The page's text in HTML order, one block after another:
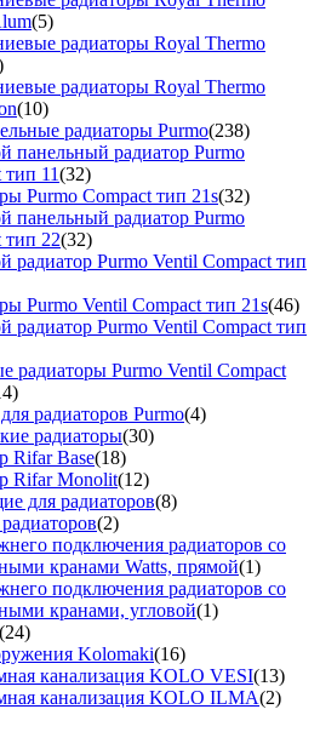
(5)
радиаторы Royal Thermo
радиаторы Royal Thermo
(10)
радиаторы Purmo(238)
панельный радиатор Purmo
тип 11(32)
Purmo Compact тип 21s(32)
панельный радиатор Purmo
тип 22(32)
радиатор Purmo Ventil Compact тип
Purmo Ventil Compact тип 21s(46)
радиатор Purmo Ventil Compact тип
радиаторы Purmo Ventil Compact
радиаторов Purmo(4)
радиаторы(30)
Rifar Base(18)
Rifar Monolit(12)
для радиаторов(8)
(2)
подключения радиаторов со
кранами Watts, прямой(1)
подключения радиаторов со
кранами, угловой(1)
(24)
Kolomaki(16)
канализация KOLO VESI(13)
канализация KOLO ILMA(2)